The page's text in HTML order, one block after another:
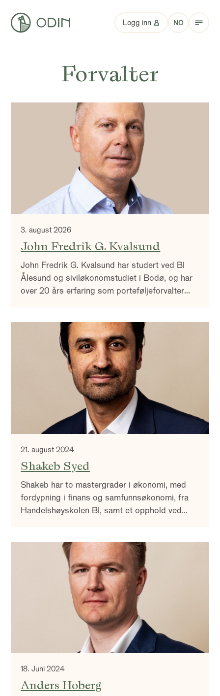
Logg inn NO
Forvalter
3. august 2026
John Fredrik G. Kvalsund
John Fredrik G. Kvalsund har studert ved BI
Ålesund og siviløkonomstudiet i Bodø, og har
over 20 års erfaring som porteføljeforvalter
21. august 2024
Shakeb Syed
Shakeb har to mastergrader i økonomi, med
fordypning i finans og samfunnsøkonomi, fra
Handelshøyskolen BI, samt et opphold ved
18. Juni 2024
Anders Hoberg